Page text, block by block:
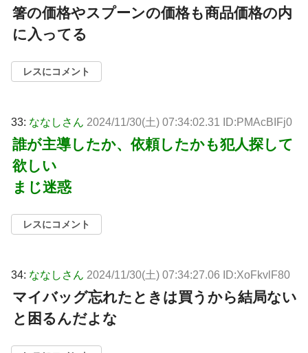
箸の価格やスプーンの価格も商品価格の内
に入ってる
レスにコメント
33: ななしさん 2024/11/30(土) 07:34:02.31 ID:PMAcBIFj0
誰が主導したか、依頼したかも犯人探して
欲しい
まじ迷惑
レスにコメント
34: ななしさん 2024/11/30(土) 07:34:27.06 ID:XoFkvlF80
マイバッグ忘れたときは買うから結局ない
と困るんだよな